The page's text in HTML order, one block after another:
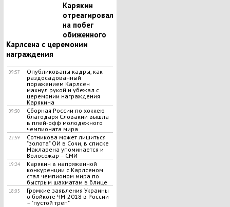
Карякин
отреагировал
на побег
обиженного
Карлсена с церемонии
награждения
09:57
Опубликованы кадры, как
раздосадованный
поражением Карлсен
махнул рукой и убежал с
церемонии награждения
Карякина
09:30
Сборная России по хоккею
благодаря Словакии вышла
в плей-офф молодежного
чемпионата мира
22:59
Сотникова может лишиться
"золота" ОИ в Сочи, в списке
Макларена упоминается и
Волосожар – СМИ
19:24
Карякин в напряженной
конкуренции с Карлсеном
стал чемпионом мира по
быстрым шахматам в блице
18:05
Громкие заявления Украины
о бойкоте ЧМ-2018 в России
– "пустой треп"